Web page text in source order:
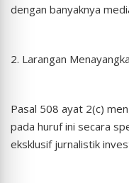
dengan banyaknya
2. Larangan
Pasal 508 ayat 2(c)
pada huruf ini secara
eksklusif jurnalistik